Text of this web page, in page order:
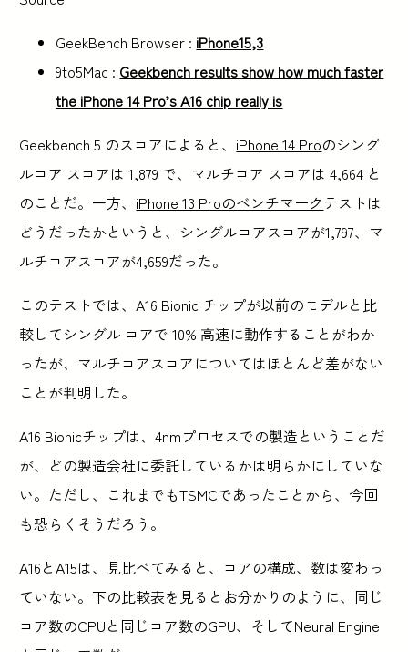
GeekBench Browser : iPhone15,3
9to5Mac : Geekbench results show how much faster
the iPhone 14 Pro’s A16 chip really is
Geekbench 5 のスコアによると、 iPhone 14 Proのシング
ルコア スコアは 1,879 で、マルチコア スコアは 4,664 と
のことだ。一方、 iPhone 13 Proのベンチマーク テストは
どうだったかというと、シングルコアスコアが1,797、マ
ルチコアスコアが4,659だった。
このテストでは、A16 Bionic チップが以前のモデルと比
較してシングル コアで 10% 高速に動作することがわか
ったが、マルチコアスコアについてはほとんど差がない
ことが判明した。
A16 Bionicチップは、4nmプロセスでの製造ということだ
が、どの製造会社に委託しているかは明らかにしていな
い。ただし、これまでもTSMCであったことから、今回
も恐らくそうだろう。
A16とA15は、見比べてみると、コアの構成、数は変わっ
ていない。下の比較表を見るとお分かりのように、同じ
コア数のCPUと同じコア数のGPU、そしてNeural Engine